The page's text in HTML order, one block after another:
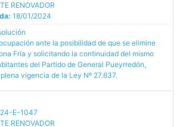
RENOVADOR
18/01/2024
ante la posibilidad de que se elimine
Fría y solicitando la continuidad del mismo
del Partido de General Pueyrredón,
vigencia de la Ley Nº 27.637.
E-1047
RENOVADOR